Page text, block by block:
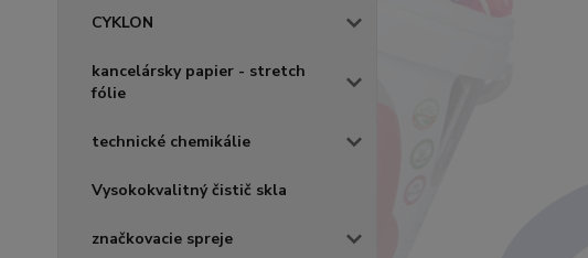
CYKLON
kancelársky papier - stretch
fólie
technické chemikálie
Vysokokvalitný čistič skla
značkovacie spreje